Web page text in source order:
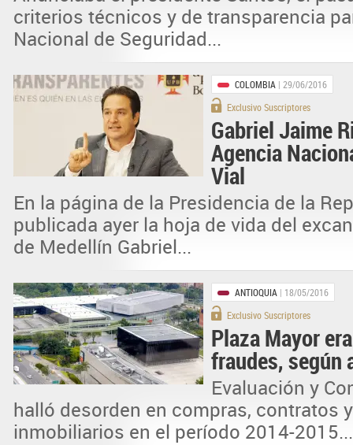
criterios técnicos y de transparencia
Nacional de Seguridad...
COLOMBIA | 29/06/2016
Exclusivo Suscriptores
Gabriel Jaime
Agencia
Vial
En la página de la Presidencia de la
publicada ayer la hoja de vida del
de Medellín Gabriel...
ANTIOQUIA | 18/05/2016
Exclusivo Suscriptores
Plaza Mayor
fraudes, según
Evaluación y
halló desorden en compras, contratos
inmobiliarios en el período 2014-